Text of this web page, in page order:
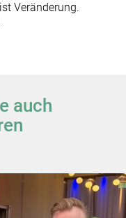
Veränderung.
auch